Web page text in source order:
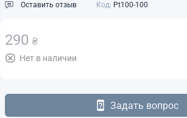
Оставить отзыв Код: Pt100-100
290 ₴
Нет в наличии
Задать вопрос